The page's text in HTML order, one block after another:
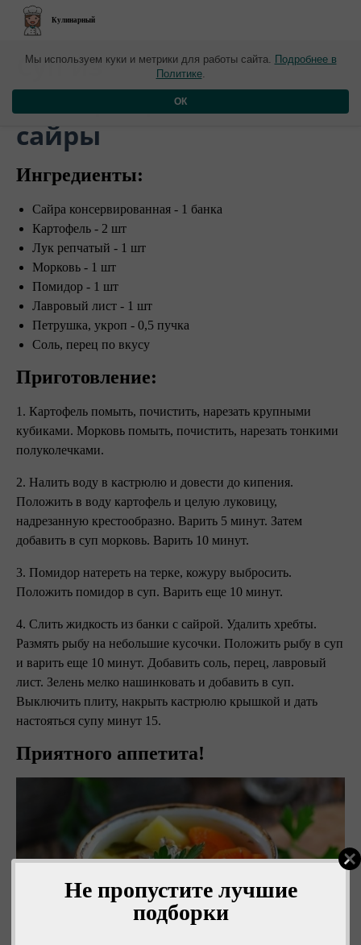
Не пропустите лучшие
подборки
Кулинарный
Суп из
консервированной
сайры
Ингредиенты:
Сайра консервированная - 1 банка
Картофель - 2 шт
Лук репчатый - 1 шт
Морковь - 1 шт
Помидор - 1 шт
Лавровый лист - 1 шт
Петрушка, укроп - 0,5 пучка
Соль, перец по вкусу
Приготовление:
1. Картофель помыть, почистить, нарезать крупными
кубиками. Морковь помыть, почистить, нарезать тонкими
полуколечками.
2. Налить воду в кастрюлю и довести до кипения.
Положить в воду картофель и целую луковицу,
надрезанную крестообразно. Варить 5 минут. Затем
добавить в суп морковь. Варить 10 минут.
3. Помидор натереть на терке, кожуру выбросить.
Положить помидор в суп. Варить еще 10 минут.
4. Слить жидкость из банки с сайрой. Удалить хребты.
Размять рыбу на небольшие кусочки. Положить рыбу в суп
и варить еще 10 минут. Добавить соль, перец, лавровый
лист. Зелень мелко нашинковать и добавить в суп.
Выключить плиту, накрыть кастрюлю крышкой и дать
настояться супу минут 15.
Приятного аппетита!
Мы используем куки и метрики для работы сайта. Подробнее в
Политике.
ОК